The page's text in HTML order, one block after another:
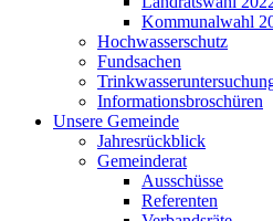
Kommunalwahl
Hochwasserschutz
Fundsachen
Informationsbroschüren
Unsere Gemeinde
Jahresrückblick
Gemeinderat
Ausschüsse
Referenten